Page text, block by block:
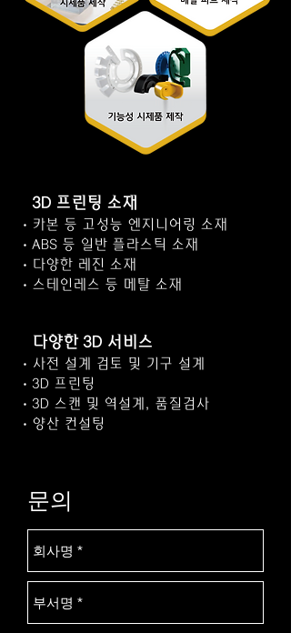
3D 프린팅 소재
ㆍ카본 등 고성능 엔지니어링 소재
ㆍABS 등 일반 플라스틱 소재
ㆍ다양한 레진 소재
ㆍ스테인레스 등 메탈 소재
다양한 3D 서비스
ㆍ사전 설계 검토 및 기구 설계
ㆍ3D 프린팅
ㆍ3D 스캔 및 역설계, 품질검사
ㆍ양산 컨설팅
문의